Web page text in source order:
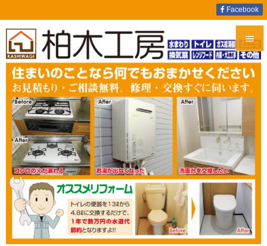


メニュ

前へ


Facebook